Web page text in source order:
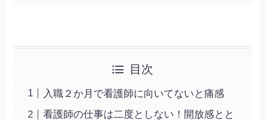
目次
入職２か月で看護師に向いてないと痛感
看護師の仕事は二度としない！開放感とと